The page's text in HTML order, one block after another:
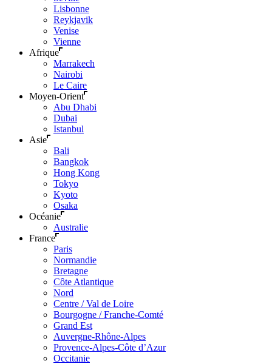
Lisbonne
Reykjavik
Venise
Vienne
Afrique
Marrakech
Nairobi
Le Caire
Moyen-Orient
Abu Dhabi
Dubai
Istanbul
Asie
Bali
Bangkok
Hong Kong
Tokyo
Kyoto
Osaka
Océanie
Australie
France
Paris
Normandie
Bretagne
Côte Atlantique
Nord
Centre / Val de Loire
Bourgogne / Franche-Comté
Grand Est
Auvergne-Rhône-Alpes
Provence-Alpes-Côte d’Azur
Occitanie